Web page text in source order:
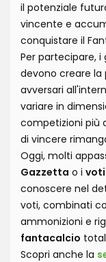
il potenziale
vincente e
conquistare il
Per partecipare,
devono creare la
avversari
variare in
competizioni più
di vincere
Oggi, molti
Gazzetta o i
conoscere nel
voti, combinati
ammonizioni e
fantacalcio
Scopri anche la